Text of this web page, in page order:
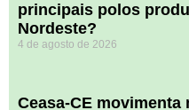
principais polos
Nordeste?
4 de agosto de 2026
Ceasa-CE movimenta